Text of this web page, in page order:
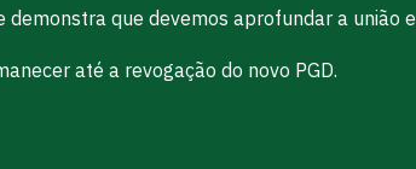
que devemos aprofundar a união
até a revogação do novo PGD.